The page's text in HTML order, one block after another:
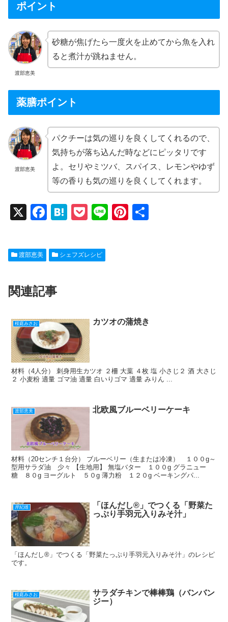
ポイント
渡部恵美
砂糖が焦げたら一度火を止めてから魚を入れ
ると煮汁が跳ねません。
薬膳ポイント
渡部恵美
パクチーは気の巡りを良くしてくれるので、
気持ちが落ち込んだ時などにピッタリです
よ。セリやミツバ、スパイス、レモンやゆず
等の香りも気の巡りを良くしてくれます。
X
F
c
e
o
k
H
e
n
P
ck
et
Li
Pi
渡部恵美 シェフズレシピ
関連記事
桜庭みさお カツオの蒲焼き
材料（4人分） 刺身用生カツオ ２柵 大葉 ４枚 塩 小さじ２ 酒 大さじ
２ 小麦粉 適量 ゴマ油 適量 白いりゴマ 適量 みりん ...
渡部恵美 北欧風ブルーベリーケーキ
材料（20センチ１台分） ブルーベリー（生または冷凍） １００g～
型用サラダ油 少々 【生地用】 無塩バター １００g グラニュー
糖 ８０g ヨーグルト ５０g 薄力粉 １２０g ベーキングパ...
岸紀雄
「ほんだし®」でつくる「野菜た
っぷり手羽元入りみそ汁」
「ほんだし®」でつくる「野菜たっぷり手羽元入りみそ汁」のレシピ
です。
桜庭みさお
サラダチキンで棒棒鶏（バンバン
ジー）